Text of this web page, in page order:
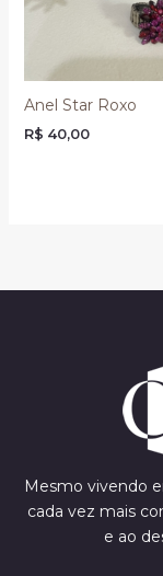
Anel Star Roxo
R$ 40,00
Mesmo vivendo
cada vez mais
e ao